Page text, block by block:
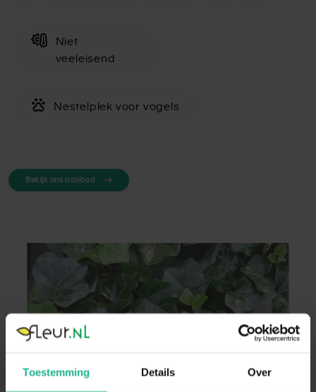
Toestemming Details Over
Niet
veeleisend
Nestelplek voor vogels
Bekijk ons aanbod